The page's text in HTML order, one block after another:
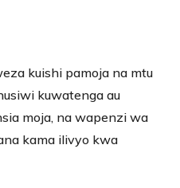
kuishi pamoja na mtu
kuwatenga au
moja, na wapenzi wa
kama ilivyo kwa